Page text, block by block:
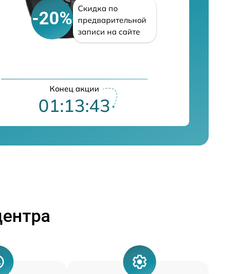
-20%
Скидка по
предварительной
записи на сайте
Конец акции
01:13:42